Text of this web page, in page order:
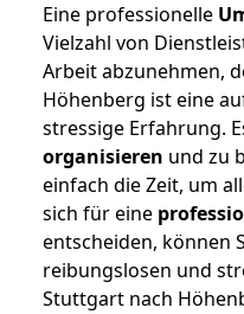
Eine professionelle
Vielzahl von
Arbeit abzunehmen,
Höhenberg ist eine
stressige Erfahrung.
organisieren und zu
einfach die Zeit, um
sich für eine
entscheiden, können
reibungslosen und
Stuttgart nach